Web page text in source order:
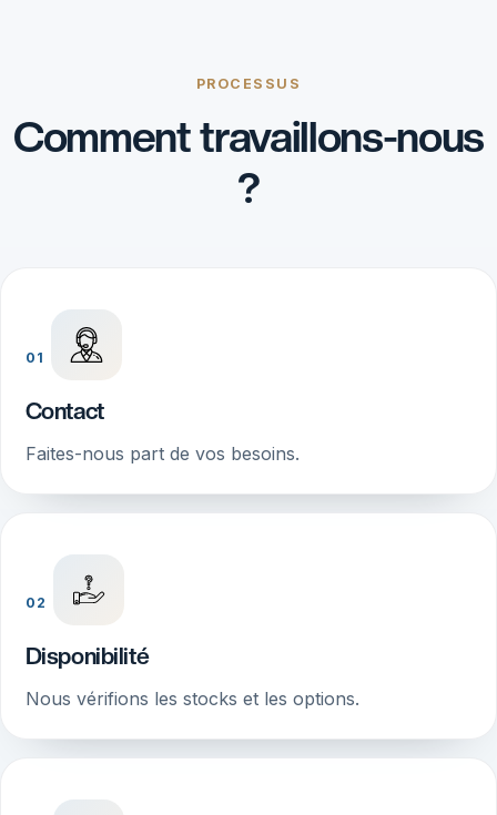
PROCESSUS
Comment travaillons-nous
?
01
Contact
Faites-nous part de vos besoins.
02
Disponibilité
Nous vérifions les stocks et les options.